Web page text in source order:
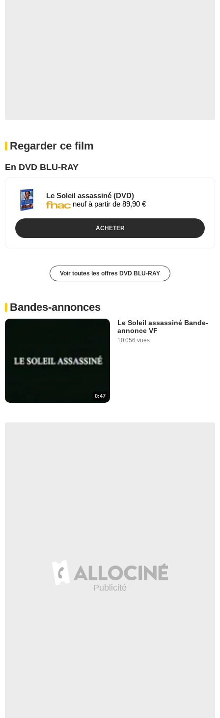
Regarder ce film
En DVD BLU-RAY
Le Soleil assassiné (DVD)
neuf à partir de 89,90 €
ACHETER
Voir toutes les offres DVD BLU-RAY
Bandes-annonces
0:47
Le Soleil assassiné Bande-
annonce VF
10 056 vues